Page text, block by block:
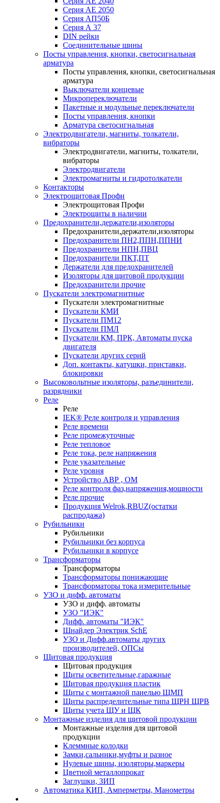
Серия АЕ 2050
Серия АП50Б
Серия А 37
DIN рейки
Соединительные шины
Посты управления, кнопки, светосигнальная
арматура
Посты управления, кнопки, светосигнальная
арматура
Выключатели концевые
Микропереключатели
Пакетные и модульные переключатели
Посты управления, кнопки
Арматура светосигнальная
Электродвигатели, магниты, толкатели,
вибраторы
Электродвигатели, магниты, толкатели,
вибраторы
Электродвигатели
Электромагниты и гидротолкатели
Контакторы
Электрощитовая Профи
Электрощитовая Профи
Электрощиты в наличии
Предохранители,держатели,изоляторы
Предохранители,держатели,изоляторы
Предохранители ПН2,ППН,ППНИ
Предохранители НПН,ПВЦ
Предохранители ПКТ,ПТ
Держатели для предохранителей
Изоляторы для щитовой продукции
Предохранители прочие
Пускатели электромагнитные
Пускатели электромагнитные
Пускатели КМИ
Пускатели ПМ12
Пускатели ПМЛ
Пускатели КМ, ПРК, Автоматы пуска
двигателя
Пускатели других серий
Доп. контакты, катушки, приставки,
блокировки
Высоковольтные изоляторы, разъединители,
разрядники
Реле
Реле
IEK® Реле контроля и управления
Реле времени
Реле промежуточные
Реле тепловое
Реле тока, реле напряжения
Реле указательные
Реле уровня
Устройство АВР , ОМ
Реле контроля фаз,напряжения,мощности
Реле прочие
Продукция Welrok,RBUZ(остатки
распродажа)
Рубильники
Рубильники
Рубильники без корпуса
Рубильники в корпусе
Трансформаторы
Трансформаторы
Трансформаторы понижающие
Трансформаторы тока измерительные
УЗО и дифф. автоматы
УЗО и дифф. автоматы
УЗО "ИЭК"
Дифф. автоматы "ИЭК"
Шнайдер Электрик SchE
УЗО и Дифф.автоматы других
производителей, ОПСы
Щитовая продукция
Щитовая продукция
Щиты осветительные,гаражные
Щитовая продукция пластик
Щиты с монтажной панелью ЩМП
Щиты распределительные типа ЩРН ЩРВ
Щиты учета ЩУ и ЩК
Монтажные изделия для щитовой продукции
Монтажные изделия для щитовой
продукции
Клеммные колодки
Замки,сальники,муфты и разное
Нулевые шины, изоляторы,маркеры
Цветной металлопрокат
Заглушки, ЗИП
Автоматика КИП, Амперметры, Манометры